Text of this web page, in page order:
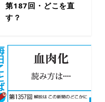
第187回・どこを直
す？